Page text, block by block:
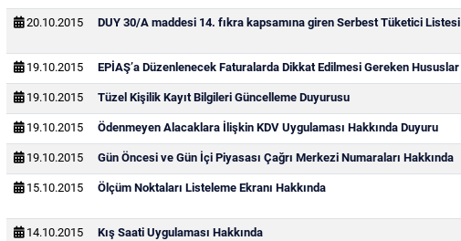
20.10.2015 DUY 30/A maddesi 14. fıkra kapsamına giren Serbest Tüketici Listesi
19.10.2015 EPİAŞ’a Düzenlenecek Faturalarda Dikkat Edilmesi Gereken Hususlar
19.10.2015 Tüzel Kişilik Kayıt Bilgileri Güncelleme Duyurusu
19.10.2015 Ödenmeyen Alacaklara İlişkin KDV Uygulaması Hakkında Duyuru
19.10.2015 Gün Öncesi ve Gün İçi Piyasası Çağrı Merkezi Numaraları Hakkında
15.10.2015 Ölçüm Noktaları Listeleme Ekranı Hakkında
14.10.2015 Kış Saati Uygulaması Hakkında